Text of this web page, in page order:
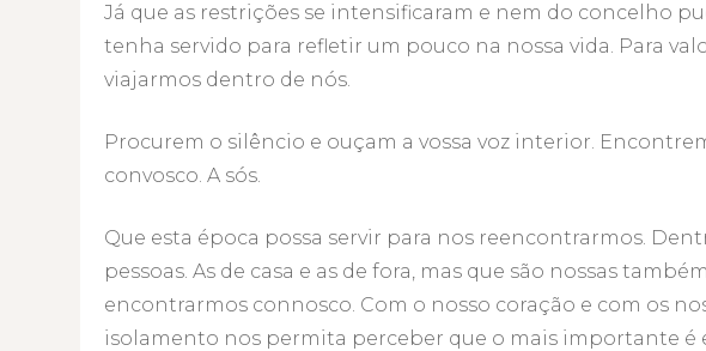
Já que as restrições se intensificaram e nem do concelho
tenha servido para refletir um pouco na nossa vida. Para
viajarmos dentro de nós.
Procurem o silêncio e ouçam a vossa voz interior.
convosco. A sós.
Que esta época possa servir para nos reencontrarmos.
pessoas. As de casa e as de fora, mas que são nossas
encontrarmos connosco. Com o nosso coração e com os
isolamento nos permita perceber que o mais importante é